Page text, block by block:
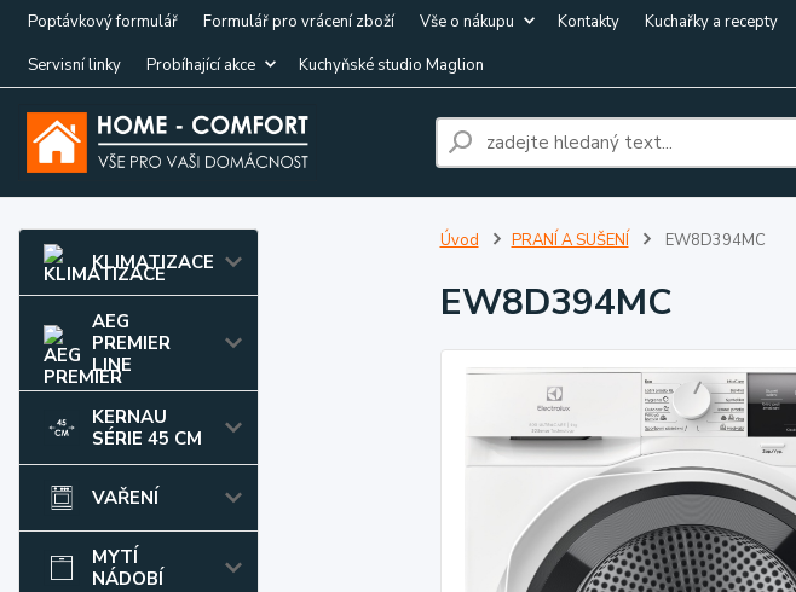
Poptávkový formulář Formulář pro vrácení zboží Vše o nákupu Kontakty Kuchařky a recepty
Servisní linky
Probíhající akce Kuchyňské studio Maglion
KLIMATIZACE
AEG
PREMIER
LINE
KERNAU
SÉRIE 45 CM
VAŘENÍ
MYTÍ
NÁDOBÍ
Úvod PRANÍ A SUŠENÍ EW8D394MC
EW8D394MC